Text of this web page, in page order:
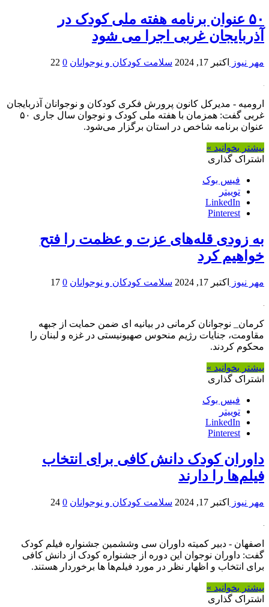
۵۰ عنوان برنامه هفته ملی کودک در
آذربایجان‌ غربی اجرا می شود
مهر نیوز اکتبر 17, 2024 سلامت کودکان و نوجوانان 0
22
ارومیه - مدیرکل کانون پرورش فکری کودکان و نوجوانان آذربایجان‌
غربی گفت: همزمان با هفته ملی کودک و نوجوان سال‌ جاری ۵۰
عنوان برنامه شاخص در استان برگزار می‌شود.
بیشتر بخوانید »
اشتراک گذاری
فیس بوک
توییتر
LinkedIn
Pinterest
به زودی قله‌های عزت و عظمت را فتح
خواهیم کرد
مهر نیوز اکتبر 17, 2024 سلامت کودکان و نوجوانان 0
17
کرمان_ نوجوانان کرمانی در بیانیه ای ضمن حمایت از جبهه
مقاومت، جنایات رژیم منحوس صهیونیستی در غزه و لبنان را
محکوم کردند.
بیشتر بخوانید »
اشتراک گذاری
فیس بوک
توییتر
LinkedIn
Pinterest
داوران کودک دانش کافی برای انتخاب
فیلم‌ها را دارند
مهر نیوز اکتبر 17, 2024 سلامت کودکان و نوجوانان 0
24
اصفهان - دبیر کمیته داوران سی وششمین جشنواره فیلم کودک
گفت: داوران نوجوان این دوره از جشنواره کودک از دانش کافی
برای انتخاب و اظهار نظر در مورد فیلم‌ها ها برخوردار هستند.
بیشتر بخوانید »
اشتراک گذاری